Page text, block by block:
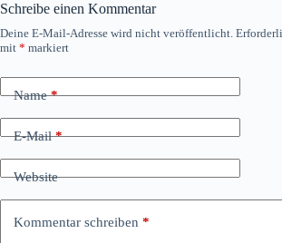
Schreibe einen Kommentar
Deine E-Mail-Adresse wird nicht veröffentlicht.
mit * markiert
Name*
E-Mail*
Website
Kommentar schreiben *